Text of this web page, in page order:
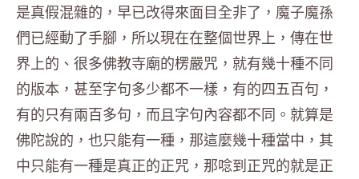
是真假混雜的，早已改得來面目全非了，魔子魔孫
們已經動了手腳，所以現在在整個世界上，傳在世
界上的、很多佛教寺廟的楞嚴咒，就有幾十種不同
的版本，甚至字句多少都不一樣，有的四五百句，
有的只有兩百多句，而且字句內容都不同。就算是
佛陀說的，也只能有一種，那這麼幾十種當中，其
中只能有一種是真正的正咒，那唸到正咒的就是正